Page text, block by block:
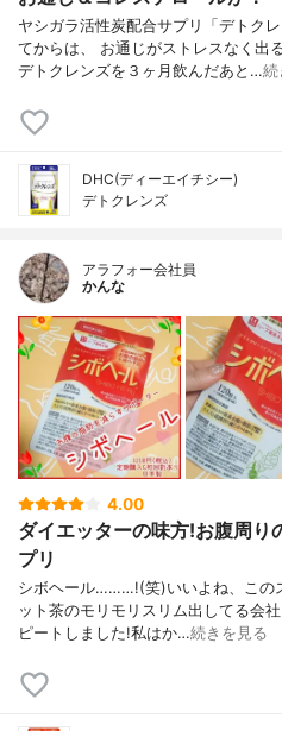
ヤシガラ活性炭配合サプリ「デトク
てからは、 お通じがストレスなく出
デトクレンズを３ヶ月飲んだあと…続
DHC(ディーエイチシー)
デトクレンズ
アラフォー会社員
かんな
4.00
ダイエッターの味方!お腹周り
プリ
シボヘール………!(笑)いいよね、この
ット茶のモリモリスリム出してる会
ピートしました!私はか…続きを見る